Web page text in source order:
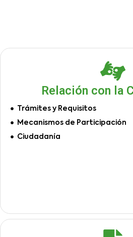
Relación con la
Trámites y Requisitos
Mecanismos de Participación
Ciudadanía